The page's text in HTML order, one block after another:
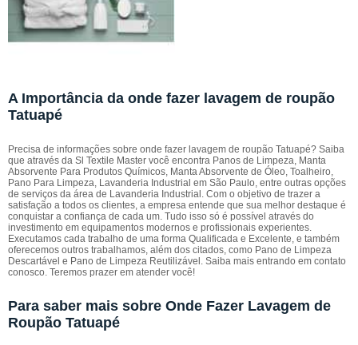
A Importância da onde fazer lavagem de roupão
Tatuapé
Precisa de informações sobre onde fazer lavagem de roupão Tatuapé? Saiba
que através da Sl Textile Master você encontra Panos de Limpeza, Manta
Absorvente Para Produtos Químicos, Manta Absorvente de Óleo, Toalheiro,
Pano Para Limpeza, Lavanderia Industrial em São Paulo, entre outras opções
de serviços da área de Lavanderia Industrial. Com o objetivo de trazer a
satisfação a todos os clientes, a empresa entende que sua melhor destaque é
conquistar a confiança de cada um. Tudo isso só é possível através do
investimento em equipamentos modernos e profissionais experientes.
Executamos cada trabalho de uma forma Qualificada e Excelente, e também
oferecemos outros trabalhamos, além dos citados, como Pano de Limpeza
Descartável e Pano de Limpeza Reutilizável. Saiba mais entrando em contato
conosco. Teremos prazer em atender você!
Para saber mais sobre Onde Fazer Lavagem de
Roupão Tatuapé